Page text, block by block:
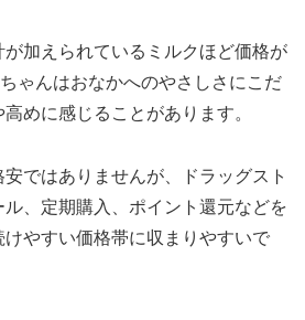
加えられているミルクほど価格が
ゃんはおなかへのやさしさにこだ
めに感じることがあります。
ではありませんが、ドラッグスト
、定期購入、ポイント還元などを
やすい価格帯に収まりやすいで